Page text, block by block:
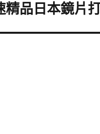
精品日本鏡片